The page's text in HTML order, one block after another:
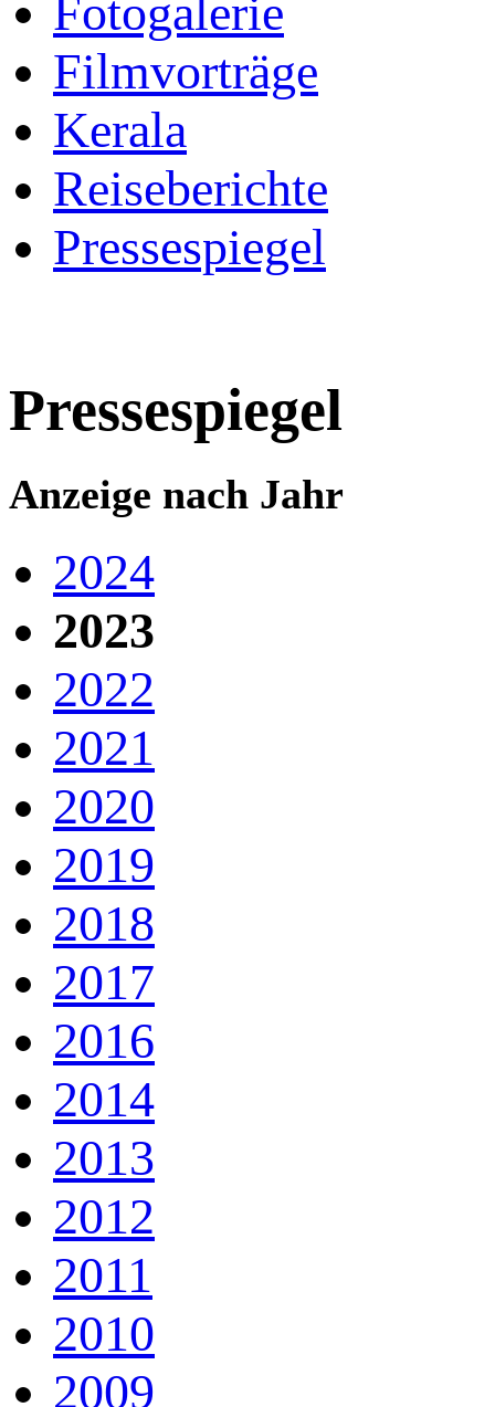
Fotogalerie
Filmvorträge
Kerala
Reiseberichte
Pressespiegel
Pressespiegel
Anzeige nach Jahr
2024
2023
2022
2021
2020
2019
2018
2017
2016
2014
2013
2012
2011
2010
2009